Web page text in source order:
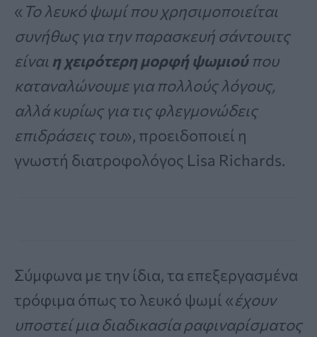
« Το λευκό ψωμί που χρησιμοποιείται
συνήθως για την παρασκευή σάντουιτς
είναι η χειρότερη μορφή ψωμιούπου
καταναλώνουμε για πολλούς λόγους,
αλλά κυρίως για τις φλεγμονώδεις
επιδράσεις του», προειδοποιεί η
γνωστή διατροφολόγος Lisa Richards.
Σύμφωνα με την ίδια, τα επεξεργασμένα
τρόφιμα όπως το λευκό ψωμί «έχουν
υποστεί μια διαδικασία ραφιναρίσματος